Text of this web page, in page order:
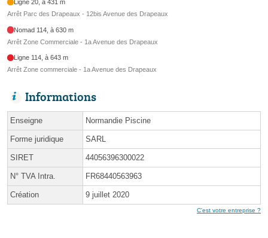
Ligne 20, à 431 m
Arrêt Parc des Drapeaux - 12bis Avenue des Drapeaux
Nomad 114, à 630 m
Arrêt Zone Commerciale - 1a Avenue des Drapeaux
Ligne 114, à 643 m
Arrêt Zone commerciale - 1a Avenue des Drapeaux
Informations
Enseigne Normandie Piscine
Forme juridique SARL
SIRET 44056396300022
N° TVA Intra. FR68440563963
Création 9 juillet 2020
C'est votre entreprise ?